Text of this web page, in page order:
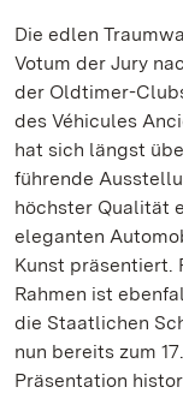
Die edlen
Votum der Jury
der Oldtimer-
des Véhicules
hat sich längst
führende
höchster Qualität
eleganten
Kunst präsentiert.
Rahmen ist
die Staatlichen
nun bereits zum
Präsentation